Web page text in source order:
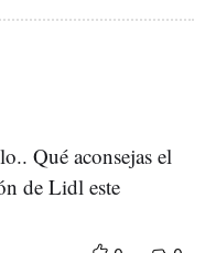
Qué aconsejas el
de Lidl este